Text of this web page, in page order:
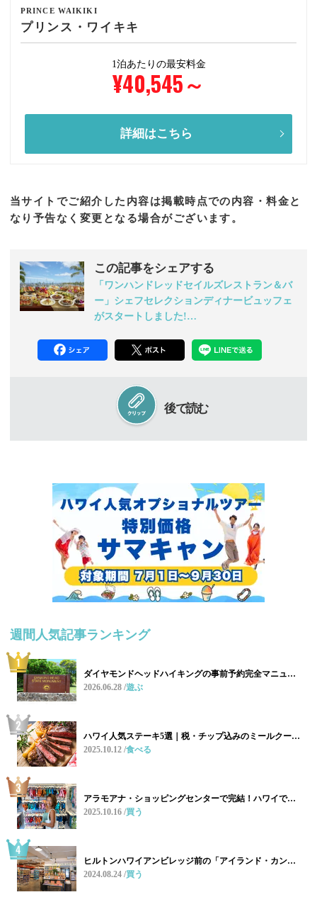
PRINCE WAIKIKI
プリンス・ワイキキ
1泊あたりの最安料金
¥40,545～
詳細はこちら
当サイトでご紹介した内容は掲載時点での内容・料金と
なり予告なく変更となる場合がございます。
この記事をシェアする
「ワンハンドレッドセイルズレストラン＆バ
ー」シェフセレクションディナービュッフェ
がスタートしました!…
後で読む
週間人気記事ランキング
ダイヤモンドヘッドハイキングの事前予約完全マニュ…
2026.06.28 遊ぶ
ハワイ人気ステーキ5選｜税・チップ込みのミールクー…
2025.10.12 食べる
アラモアナ・ショッピングセンターで完結！ハワイで…
2025.10.16 買う
ヒルトンハワイアンビレッジ前の「アイランド・カン…
2024.08.24 買う